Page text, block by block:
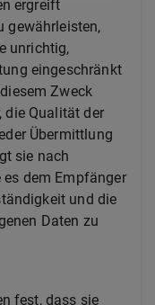
ergreift
gewährleisten,
unrichtig,
eingeschränkt
Zweck
die Qualität der
Übermittlung
sie nach
dem Empfänger
und die
Daten zu
fest, dass sie